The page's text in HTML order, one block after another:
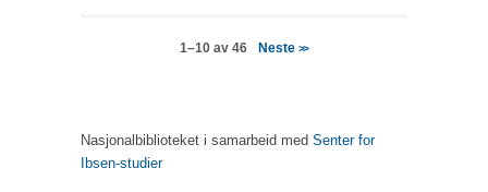
1–10 av 46 Neste>>
Nasjonalbiblioteket i samarbeid med Senter for
Ibsen-studier